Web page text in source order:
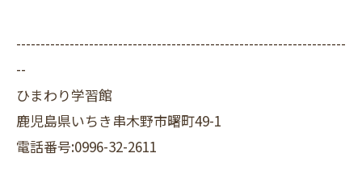
--------------------------------------------------------------------
--
ひまわり学習館
鹿児島県いちき串木野市曙町49-1
電話番号:0996-32-2611